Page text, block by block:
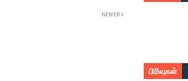
NEWER
பிரிவுகள்